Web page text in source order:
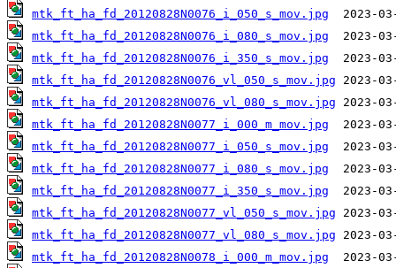
mtk_ft_ha_fd_20120828N0076_i_050_s_mov.jpg
mtk_ft_ha_fd_20120828N0076_i_080_s_mov.jpg
mtk_ft_ha_fd_20120828N0076_i_350_s_mov.jpg
mtk_ft_ha_fd_20120828N0076_vl_050_s_mov.jpg
mtk_ft_ha_fd_20120828N0076_vl_080_s_mov.jpg
mtk_ft_ha_fd_20120828N0077_i_000_m_mov.jpg
mtk_ft_ha_fd_20120828N0077_i_050_s_mov.jpg
mtk_ft_ha_fd_20120828N0077_i_080_s_mov.jpg
mtk_ft_ha_fd_20120828N0077_i_350_s_mov.jpg
mtk_ft_ha_fd_20120828N0077_vl_050_s_mov.jpg
mtk_ft_ha_fd_20120828N0077_vl_080_s_mov.jpg
mtk_ft_ha_fd_20120828N0078_i_000_m_mov.jpg